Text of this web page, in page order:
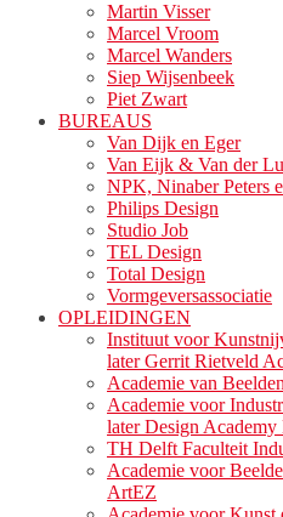
Martin Visser
Marcel Vroom
Marcel Wanders
Siep Wijsenbeek
Piet Zwart
BUREAUS
Van Dijk en Eger
Van Eijk & Van der
NPK, Ninaber Peters
Philips Design
Studio Job
TEL Design
Total Design
Vormgeversassociatie
OPLEIDINGEN
Instituut voor
later Gerrit Rietveld
Academie van
Academie voor
later Design Academy
TH Delft Faculteit
Academie voor
ArtEZ